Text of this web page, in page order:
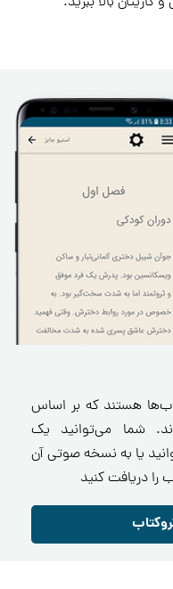
هستند که بر اساس
شما می‌توانید یک
۵۰ دقیقه بخوانید یا به نسخه صوتی آن
دریافت کنید